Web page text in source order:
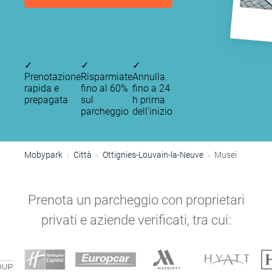
✓
Prenotazione
rapida e
prepagata
✓
Risparmiate
fino al 60%
sul
parcheggio
✓
Annulla
fino a 24
h prima
dell’inizio
Mobypark Città Ottignies-Louvain-la-Neuve Musei
Prenota un parcheggio con proprietari
privati e aziende verificati, tra cui: